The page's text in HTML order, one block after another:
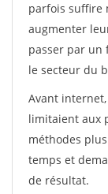
parfois suffire
augmenter
passer par un
le secteur du
Avant
limitaient aux
méthodes
temps et
de résultat.